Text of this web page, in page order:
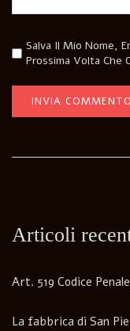
Salva Il Mio Nome,
Prossima Volta Che
Articoli
Art. 519 Codice
La fabbrica di San